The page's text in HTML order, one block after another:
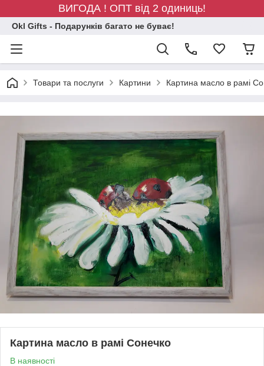
ВИГОДА ! ОПТ від 2 одиниць!
Okl Gifts - Подарунків багато не буває!
Товари та послуги Картини Картина масло в рамі
Картина масло в рамі Сонечко
В наявності